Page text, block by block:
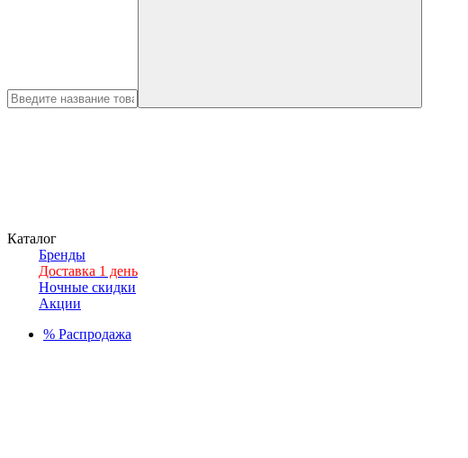
Каталог
Бренды
Доставка 1 день
Ночные скидки
Акции
% Распродажа